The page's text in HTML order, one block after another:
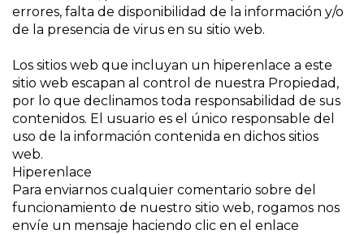
errores, falta de disponibilidad de la información y/o
de la presencia de virus en su sitio web.
Los sitios web que incluyan un hiperenlace a este
sitio web escapan al control de nuestra Propiedad,
por lo que declinamos toda responsabilidad de sus
contenidos. El usuario es el único responsable del
uso de la información contenida en dichos sitios
web.
Hiperenlace
Para enviarnos cualquier comentario sobre del
funcionamiento de nuestro sitio web, rogamos nos
envíe un mensaje haciendo clic en el enlace